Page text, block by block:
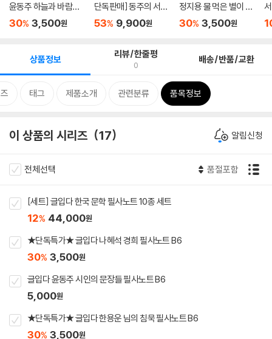
윤동주 하늘과 바람과
별과...
30% 3,500원
단독판매] 동주의 서신
(초...
53% 9,900원
정지용 물 먹은 별이 반
짝 ...
30% 3,500원
상품정보 리뷰/한줄평
0 배송/반품/교환
태그 제품소개 관련분류 품목정보
이 상품의 시리즈 17 알림신청
전체선택 품절포함
[세트] 글입다 한국 문학 필사노트 10종 세트
12% 44,000원
★단독특가★ 글입다 나혜석 경희 필사노트 B6
30% 3,500원
글입다 윤동주 시인의 문장들 필사노트 B6
5,000원
★단독특가★ 글입다 한용운 님의 침묵 필사노트 B6
30% 3,500원